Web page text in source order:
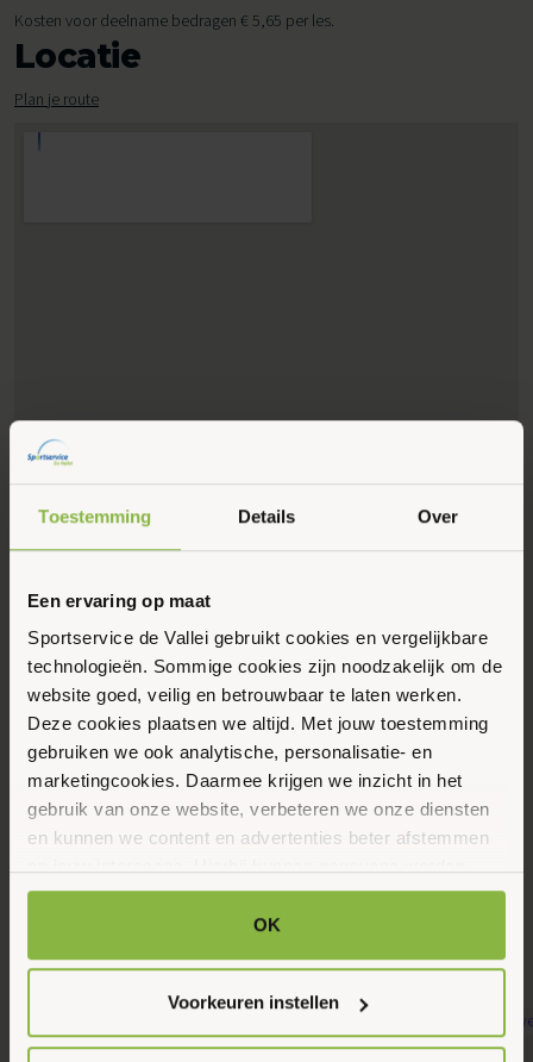
Toestemming Details Over
Een ervaring op maat
Sportservice de Vallei gebruikt cookies en vergelijkbare
technologieën. Sommige cookies zijn noodzakelijk om de
website goed, veilig en betrouwbaar te laten werken.
Deze cookies plaatsen we altijd. Met jouw toestemming
gebruiken we ook analytische, personalisatie- en
marketingcookies. Daarmee krijgen we inzicht in het
gebruik van onze website, verbeteren we onze diensten
en kunnen we content en advertenties beter afstemmen
gedeeld met externe partners.
staan. Via ‘Voorkeuren instellen’ kun je per categorie
kiezen welke cookies je accepteert. Je kunt je keuze op
OK
Voorkeuren instellen
Kosten voor deelname bedragen € 5,65 per les.
Locatie
Plan je route
Eerstvolgende data Toon alle data
12
Augustus 2026
11:00 - 12:00
Hof van Sint Pieter 41, Bennekom
Maak favoriet
Gerelateerde activiteiten
8 8